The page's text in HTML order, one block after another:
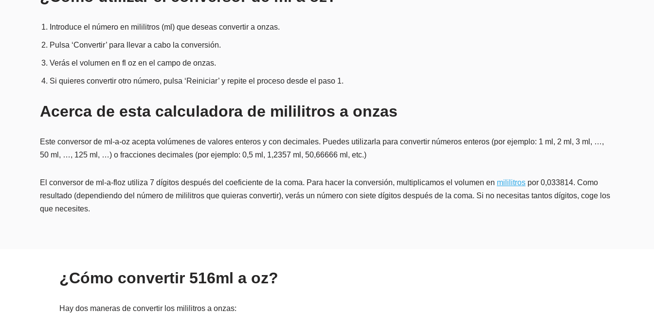
Introduce el número en mililitros (ml) que deseas convertir a onzas.
Pulsa ‘Convertir’ para llevar a cabo la conversión.
Verás el volumen en fl oz en el campo de onzas.
Si quieres convertir otro número, pulsa ‘Reiniciar’ y repite el proceso desde el paso 1.
Acerca de esta calculadora de mililitros a onzas
Este conversor de ml-a-oz acepta volúmenes de valores enteros y con decimales. Puedes utilizarla para convertir números enteros (por ejemplo: 1 ml, 2 ml, 3 ml, …,
50 ml, …, 125 ml, …) o fracciones decimales (por ejemplo: 0,5 ml, 1,2357 ml, 50,66666 ml, etc.)
El conversor de ml-a-floz utiliza 7 dígitos después del coeficiente de la coma. Para hacer la conversión, multiplicamos el volumen en mililitros por 0,033814. Como
resultado (dependiendo del número de mililitros que quieras convertir), verás un número con siete dígitos después de la coma. Si no necesitas tantos dígitos, coge los
que necesites.
¿Cómo convertir 516ml a oz?
Hay dos maneras de convertir los mililitros a onzas: